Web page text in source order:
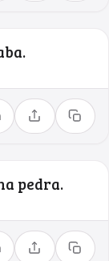
Compartilhar
Copiar
pedra.
Compartilhar
Copiar